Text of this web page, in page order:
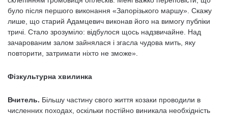
було після першого виконання «Запорізького маршу». Скажу
лише, що старий Адамцевич виконав його на вимогу публіки
тричі. Стало зрозуміло: відбулося щось надзвичайне. Над
зачарованим залом зайнялася і згасла чудова мить, яку
повторити, затримати ніхто не зможе».
Фізкультурна хвилинка
Вчитель. Більшу частину свого життя козаки проводили в
численних походах, оскільки постійно виникала необхідність